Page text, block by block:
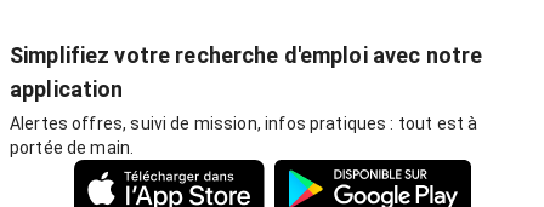
Simplifiez votre recherche d'emploi avec notre
application
Alertes offres, suivi de mission, infos pratiques : tout est à
portée de main.